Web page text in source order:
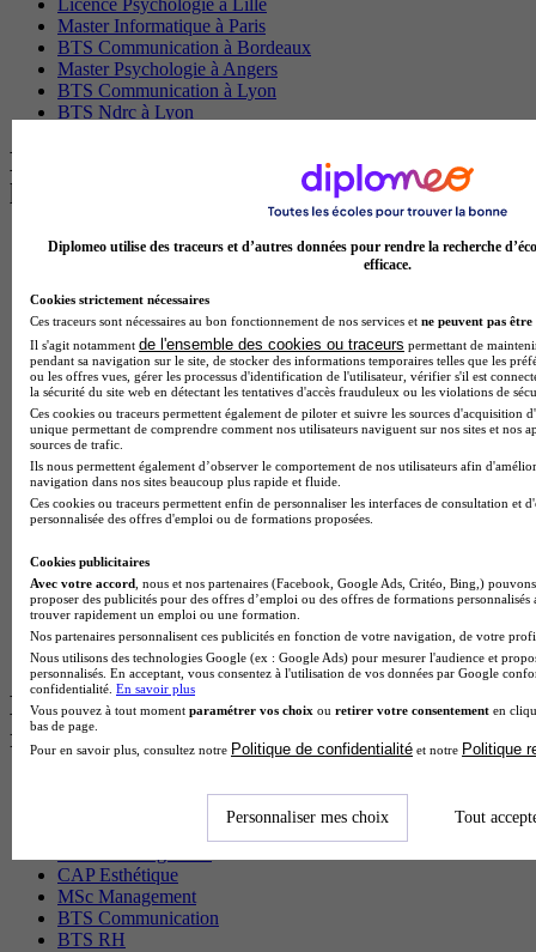
Master Informatique à Paris
BTS Communication à Bordeaux
Master Psychologie à Angers
BTS Communication à Lyon
BTS Ndrc à Lyon
Les intitulés de diplôme par alternance
les plus recherchés
BTS Esf en alternance
BTS Pi en alternance
BTS Sp3s en alternance
Master CCA en alternance
BTS Ndrc en alternance
BTS Sam en alternance
Cap Fleuriste en alternance
BTS Sio en alternance
MSc Marketing Digital en alternance
BTS Gpme en alternance
Cap Electricien en alternance
BTS Gpn en alternance
BAC Pro Agora en alternance
BTS Sta en alternance
BTS Iris en alternance
BTS Tpl en alternance
BTS Ati en alternance
Les diplômes par filière les plus
recherchés
CAP Esthétique
MSc Management
BTS Communication
BTS RH
Diplomeo utilise des traceurs et d’autres données pour rendre la recherche
efficace.
Cookies strictement nécessaires
Ces traceurs sont nécessaires au bon fonctionnement de nos services et ne peuvent pas être
Il s'agit notamment de l'ensemble des cookies ou traceurs permettant de
pendant sa navigation sur le site, de stocker des informations temporaires telles que les
ou les offres vues, gérer les processus d'identification de l'utilisateur, vérifier s'il est
la sécurité du site web en détectant les tentatives d'accès frauduleux ou les violations de
Ces cookies ou traceurs permettent également de piloter et suivre les sources d'acquisition
unique permettant de comprendre comment nos utilisateurs naviguent sur nos sites et nos
sources de trafic.
Ils nous permettent également d’observer le comportement de nos utilisateurs afin
navigation dans nos sites beaucoup plus rapide et fluide.
Ces cookies ou traceurs permettent enfin de personnaliser les interfaces de consultation et
personnalisée des offres d'emploi ou de formations proposées.
Cookies publicitaires
Avec votre accord , nous et nos partenaires (Facebook, Google Ads, Critéo, Bing,)
proposer des publicités pour des offres d’emploi ou des offres de formations
trouver rapidement un emploi ou une formation.
Nos partenaires personnalisent ces publicités en fonction de votre navigation, de votre
Nous utilisons des technologies Google (ex : Google Ads) pour mesurer l'audience et
personnalisés. En acceptant, vous consentez à l'utilisation de vos données par Google
confidentialité. En savoir plus
Vous pouvez à tout moment paramétrer vos choix ou retirer votre consentement en
bas de page.
Pour en savoir plus, consultez notre Politique de confidentialité et notre Politique
Personnaliser mes choix Tout